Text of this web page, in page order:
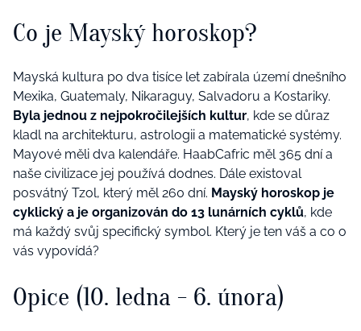
Co je Mayský horoskop?
Mayská kultura po dva tisíce let zabírala území dnešního
Mexika, Guatemaly, Nikaraguy, Salvadoru a Kostariky.
Byla jednou z nejpokročilejších kultur, kde se důraz
kladl na architekturu, astrologii a matematické systémy.
Mayové měli dva kalendáře. HaabCafric měl 365 dní a
naše civilizace jej používá dodnes. Dále existoval
posvátný Tzol, který měl 260 dní. Mayský horoskop je
cyklický a je organizován do 13 lunárních cyklů, kde
má každý svůj specifický symbol. Který je ten váš a co o
vás vypovídá?
Opice (10. ledna - 6. února)